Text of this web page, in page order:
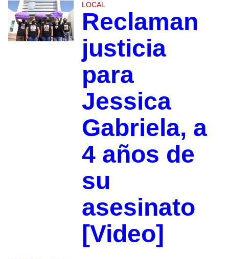
LOCAL
Reclaman
justicia
para
Jessica
Gabriela, a
4 años de
su
asesinato
[Video]